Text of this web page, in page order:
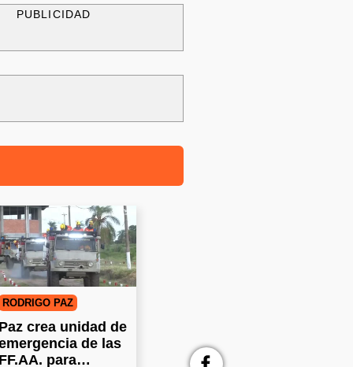
PUBLICIDAD
RODRIGO PAZ
Paz crea unidad de
de las
FF.AA. para